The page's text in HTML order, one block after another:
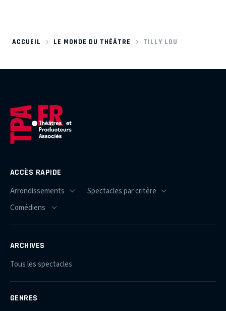
ACCUEIL LE MONDE DU THÉÂTRE TILLY LOU
ACCÈS RAPIDE
ARCHIVES
Tous les spectacles
GENRES